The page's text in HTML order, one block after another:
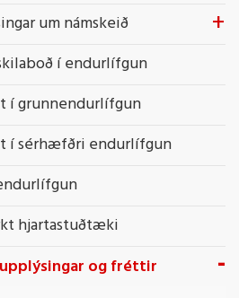
um námskeið
í endurlífgun
í grunnendurlífgun
í sérhæfðri endurlífgun
hjartastuðtæki
og fréttir